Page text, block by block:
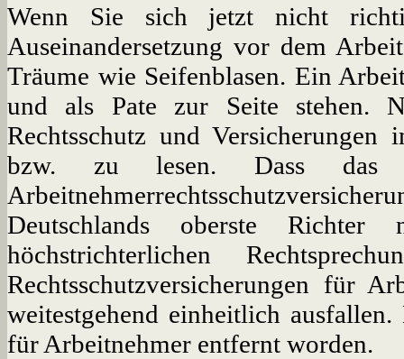
Wenn Sie sich jetzt nicht
Auseinandersetzung vor dem
Träume wie Seifenblasen. Ein
und als Pate zur Seite stehen.
Rechtsschutz und
bzw. zu lesen. Dass das
Deutschlands oberste
höchstrichterlichen
Rechtsschutzversicherungen für
weitestgehend einheitlich
für Arbeitnehmer entfernt worden.